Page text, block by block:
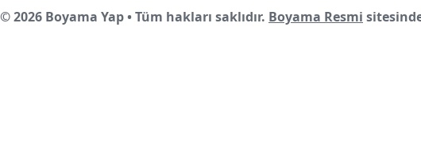
© 2026 Boyama Yap • Tüm hakları saklıdır. Boyama Resmi